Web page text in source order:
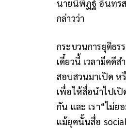
นายนิพิฏฐ์ อินทรส
กล่าวว่า
กระบวนการยุติธร
เดี๋ยวนี้ เวลามีคดี
สอบสวนมาเปิด ห
เพื่อให้สื่อนำไปเ
กัน และ เรา“ไม่ย
แม้ยุคนั้นสื่อ